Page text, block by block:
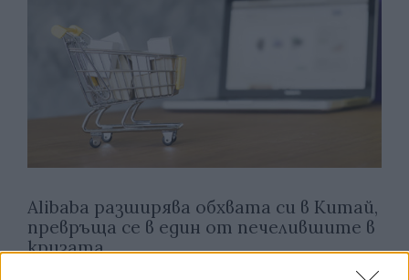
Alibaba разширява обхвата си в Китай,
превръща се в един от печелившите в
кризата